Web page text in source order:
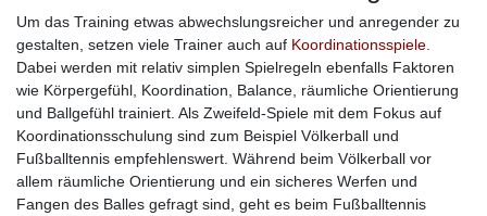
Um das Training etwas abwechslungsreicher und anregender zu
gestalten, setzen viele Trainer auch auf Koordinationsspiele
Dabei werden mit relativ simplen Spielregeln ebenfalls Faktoren
wie Körpergefühl, Koordination, Balance, räumliche Orientierung
und Ballgefühl trainiert. Als Zweifeld-Spiele mit dem Fokus auf
Koordinationsschulung sind zum Beispiel Völkerball und
Fußballtennis empfehlenswert. Während beim Völkerball vor
allem räumliche Orientierung und ein sicheres Werfen und
Fangen des Balles gefragt sind, geht es beim Fußballtennis